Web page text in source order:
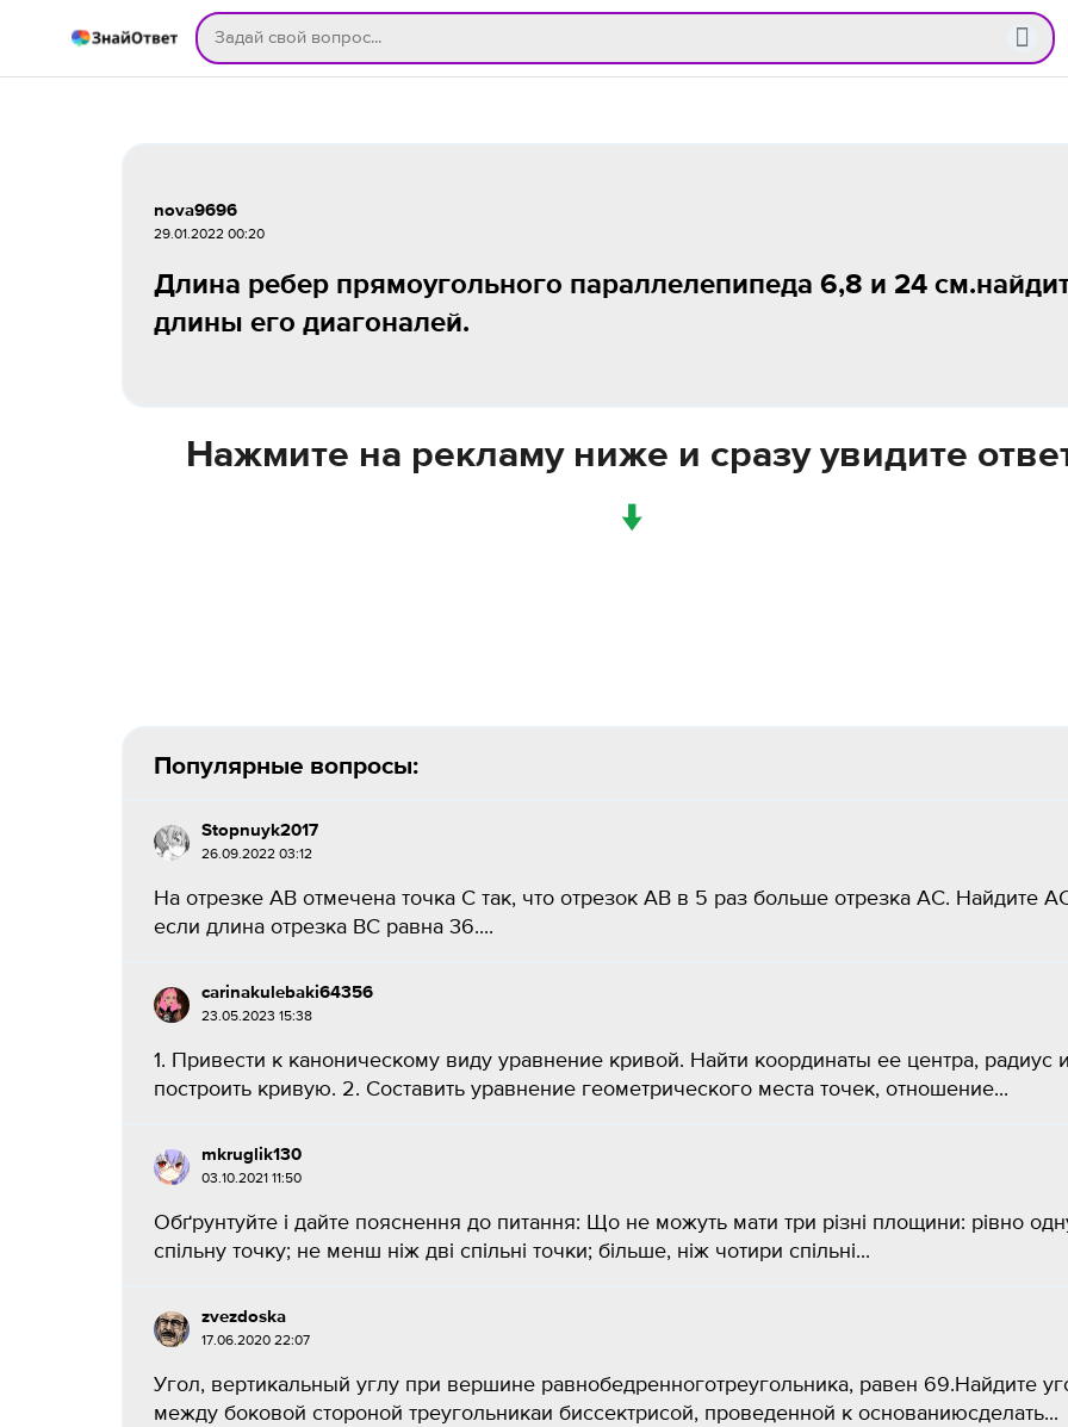
nova9696
29.01.2022 00:20
Длина ребер прямоугольного параллелепипеда 6,8 и 24
длины его диагоналей.
Нажмите на рекламу ниже и сразу увидите
↓
Популярные вопросы:
Stopnuyk2017
26.09.2022 03:12
На отрезке АВ отмечена точка С так, что отрезок АВ в 5 раз больше отрезка АС. Найдите
если длина отрезка ВС равна 36....
carinakulebaki64356
23.05.2023 15:38
1. Привести к каноническому виду уравнение кривой. Найти координаты ее центра, радиус
построить кривую. 2. Составить уравнение геометрического места точек, отношение...
mkruglik130
03.10.2021 11:50
Обґрунтуйте і дайте пояснення до питання: Що не можуть мати три різні площини: рівно
спільну точку; не менш ніж дві спільні точки; більше, ніж чотири спільні...
zvezdoska
17.06.2020 22:07
Угол, вертикальный углу при вершине равнобедренноготреугольника, равен 69.Найдите
между боковой стороной треугольникаи биссектрисой, проведенной к основаниюсделать...